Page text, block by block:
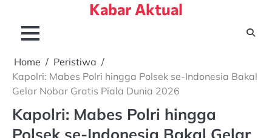
content
Kabar Aktual
Home
Peristiwa
Kapolri: Mabes Polri hingga Polsek se-Indonesia Bakal
Gelar Nobar Gratis Piala Dunia 2026
Kapolri: Mabes Polri hingga
Polsek se-Indonesia Bakal Gelar